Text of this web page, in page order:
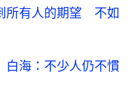
所有人的期望 不如
白海：不少人仍不慣